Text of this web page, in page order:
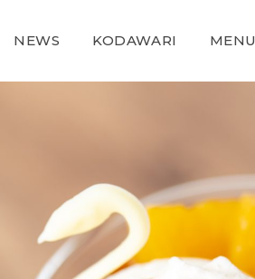
NEWS KODAWARI MENU
MAGAZINE
SHOP
CONTACT